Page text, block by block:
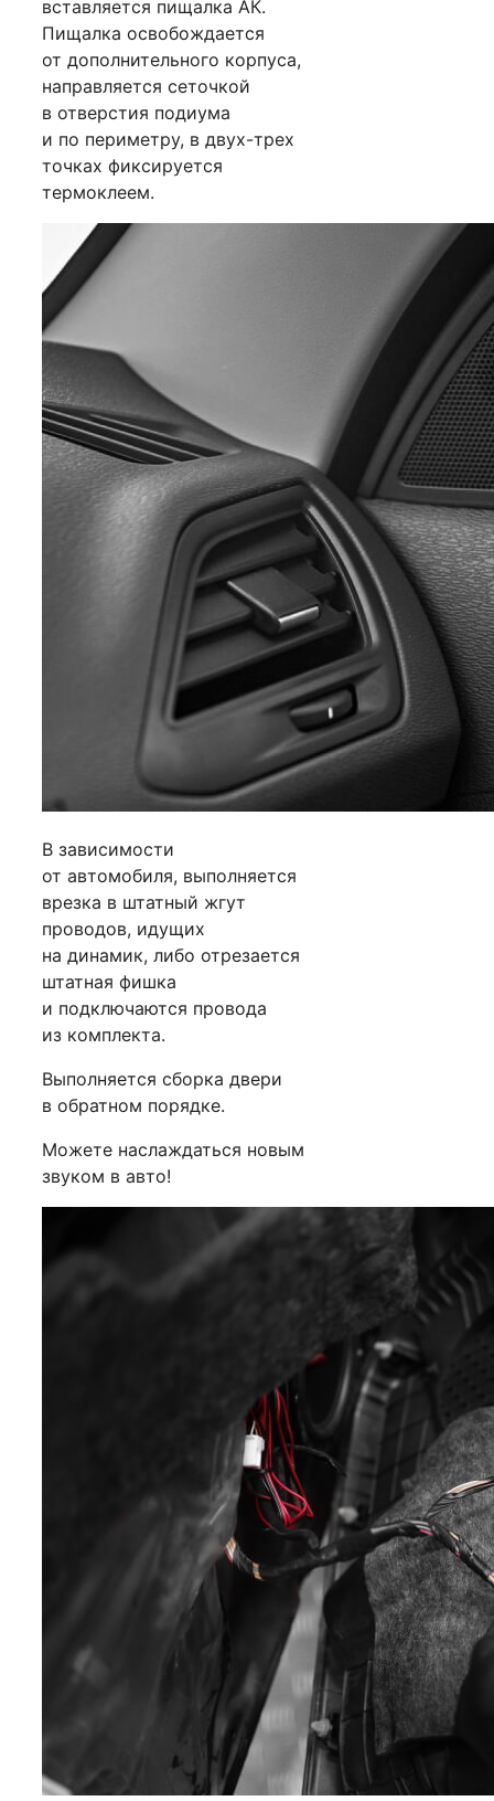
вставляется пищалка АК.
Пищалка освобождается
от дополнительного корпуса,
направляется сеточкой
в отверстия подиума
и по периметру, в двух-трех
точках фиксируется
термоклеем.
В зависимости
от автомобиля, выполняется
врезка в штатный жгут
проводов, идущих
на динамик, либо отрезается
штатная фишка
и подключаются провода
из комплекта.
Выполняется сборка двери
в обратном порядке.
Можете наслаждаться новым
звуком в авто!